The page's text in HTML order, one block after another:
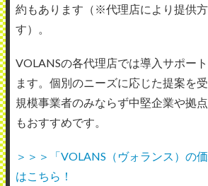
約もあります（※代理店により提供
す）。
VOLANSの各代理店では導入サポー
ます。個別のニーズに応じた提案を
規模事業者のみならず中堅企業や拠
もおすすめです。
＞＞＞「VOLANS（ヴォランス）の
はこちら！